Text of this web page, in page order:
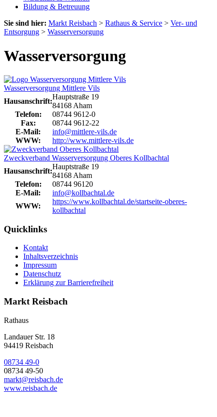
Bildung & Betreuung
Sie sind hier: Markt Reisbach > Rathaus & Service > Ver- und
Entsorgung > Wasserversorgung
Wasserversorgung
Wasserversorgung Mittlere Vils
Hausanschrift:
Hauptstraße 19
84168 Aham
Telefon:
08744 9612-0
Fax:
08744 9612-22
E-Mail:
info@mittlere-vils.de
WWW:
http://www.mittlere-vils.de
Zweckverband Wasserversorgung Oberes Kollbachtal
Hausanschrift:
Hauptstraße 19
84168 Aham
Telefon:
08744 96120
E-Mail:
info@kollbachtal.de
WWW:
https://www.kollbachtal.de/startseite-oberes-
kollbachtal
Quicklinks
Kontakt
Inhaltsverzeichnis
Impressum
Datenschutz
Erklärung zur Barrierefreiheit
Markt Reisbach
Rathaus
Landauer Str. 18
94419 Reisbach
08734 49-0
08734 49-50
markt@reisbach.de
www.reisbach.de